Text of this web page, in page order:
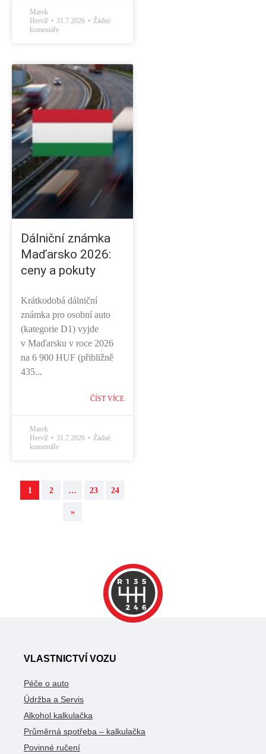
Marek
Hervíř
31.7.2026
Žádné
komentáře
Dálniční známka
Maďarsko 2026:
ceny a pokuty
Krátkodobá dálniční
známka pro osobní auto
(kategorie D1) vyjde
v Maďarsku v roce 2026
na 6 900 HUF (přibližně
435...
ČÍST VÍCE
Marek
Hervíř
31.7.2026
Žádné
komentáře
1 2 … 23 24
»
VLASTNICTVÍ VOZU
Péče o auto
Údržba a Servis
Alkohol kalkulačka
Průměrná spotřeba – kalkulačka
Povinné ručení